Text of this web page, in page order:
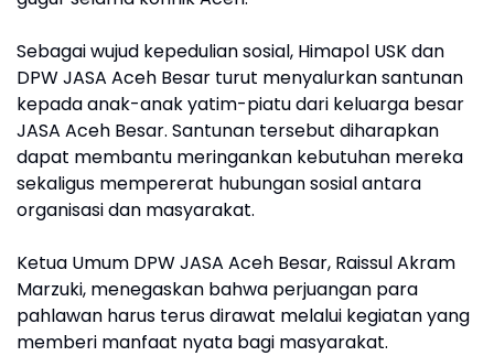
Sebagai wujud kepedulian sosial, Himapol USK dan
DPW JASA Aceh Besar turut menyalurkan santunan
kepada anak-anak yatim-piatu dari keluarga besar
JASA Aceh Besar. Santunan tersebut diharapkan
dapat membantu meringankan kebutuhan mereka
sekaligus mempererat hubungan sosial antara
organisasi dan masyarakat.
Ketua Umum DPW JASA Aceh Besar, Raissul Akram
Marzuki, menegaskan bahwa perjuangan para
pahlawan harus terus dirawat melalui kegiatan yang
memberi manfaat nyata bagi masyarakat.